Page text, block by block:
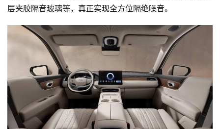
旅
车
讯
快
报
登录 注册
层夹胶隔音玻璃等，真正实现全方位隔绝噪音。